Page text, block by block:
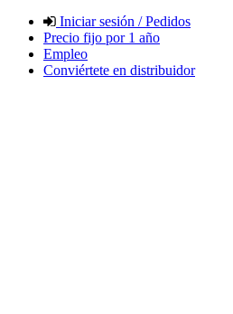
Iniciar sesión / Pedidos
Precio fijo por 1 año
Empleo
Conviértete en distribuidor